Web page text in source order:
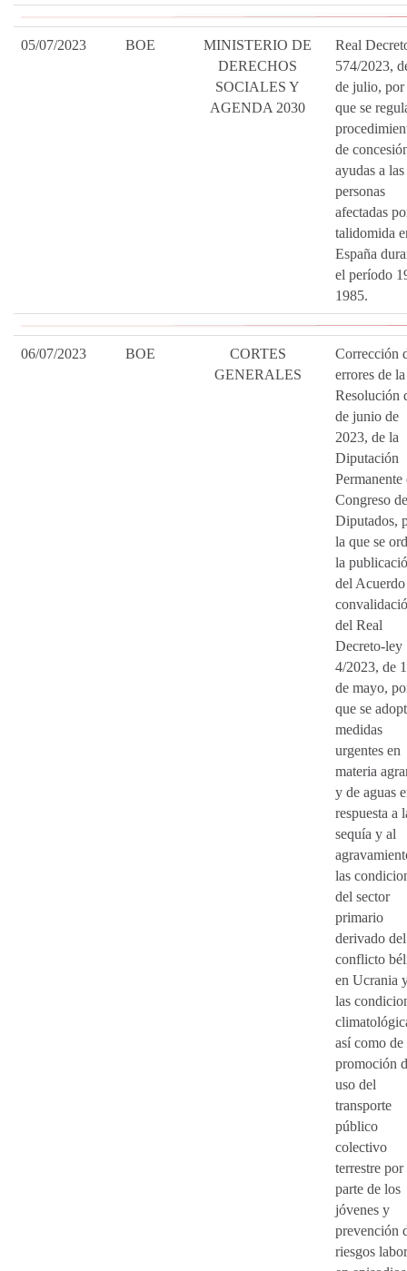
05/07/2023 BOE
MINISTERIO DE
DERECHOS
SOCIALES Y
AGENDA 2030
Real
574/2023,
de julio, por
que se
de
ayudas a las
personas
afectadas
talidomida
España
el período
1985.
06/07/2023 BOE
CORTES
GENERALES
Corrección
errores de la
Resolución
de junio de
2023, de la
Diputación
Permanente
Congreso
Diputados,
la que se
la
del
del Real
Decreto-ley
4/2023, de
de mayo,
que se
medidas
urgentes en
materia
y de aguas
respuesta a
sequía y al
las
del sector
primario
derivado del
conflicto
en Ucrania
las
así como de
promoción
uso del
transporte
público
colectivo
terrestre por
parte de los
jóvenes y
prevención
riesgos